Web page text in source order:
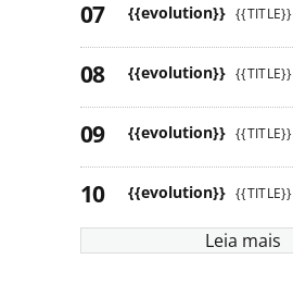
{{evolution}} {{TITLE}}
{{evolution}} {{TITLE}}
{{evolution}} {{TITLE}}
{{evolution}} {{TITLE}}
Leia mais